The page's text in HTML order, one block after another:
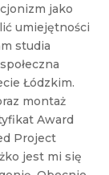
jako
umiejętności
studia
Łódzkim.
montaż
Award
Project
jest mi się